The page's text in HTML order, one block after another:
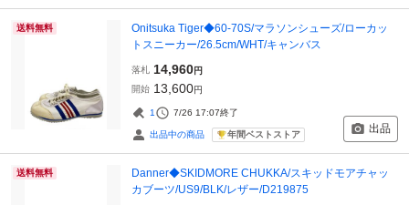
送料無料
Onitsuka Tiger◆60-70S/マラソンシューズ/ローカッ
トスニーカー/26.5cm/WHT/キャンバス
落札 14,960円
開始 13,600円
1 7/26 17:07終了
出品中の商品 年間ベストストア 出品
送料無料
Danner◆SKIDMORE CHUKKA/スキッドモアチャッ
カブーツ/US9/BLK/レザー/D219875